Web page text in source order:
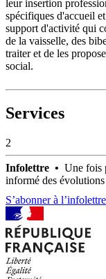
leur insertion
spécifiques d'accueil
support d'activité qui
de la vaisselle, des
traiter et de les
social.
Services
2
Infolettre • Une fois
informé des
S’abonner à l’infolettre